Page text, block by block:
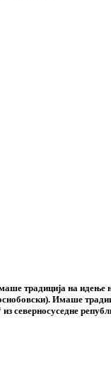
традиција на идење
Имаше
северносуседне